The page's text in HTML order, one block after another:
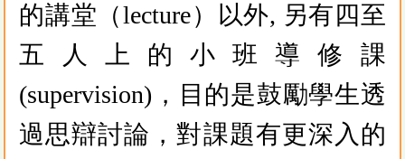
的講堂（lecture）以外, 另有四至
五人上的小班導修課
(supervision)，目的是鼓勵學生透
過思辯討論，對課題有更深入的